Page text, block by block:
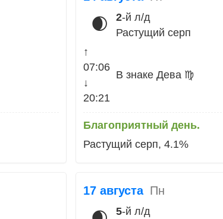
🌒 2-й л/д
Растущий серп
↑
07:06
↓
20:21
В знаке Дева ♍
Благоприятный день.
Растущий серп, 4.1%
17 августа Пн
5-й л/д